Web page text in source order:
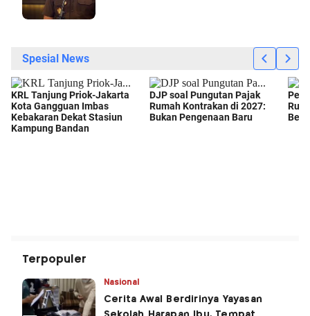
Terpopuler
Nasional
Cerita Awal Berdirinya Yayasan